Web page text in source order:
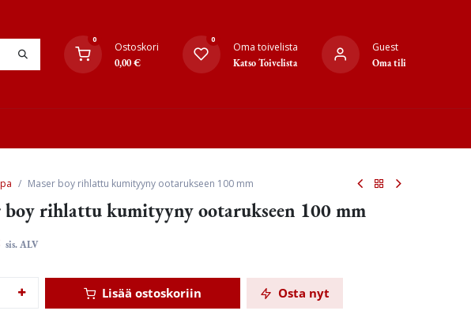
0
Ostoskori
0,00€
0
Oma toivelista
Katso Toivelista
Guest
Oma tili
Maser boy rihlattu kumityyny ootarukseen 100 mm
boy rihlattu kumityyny ootarukseen 100 mm
sis. ALV
Lisää ostoskoriin Osta nyt